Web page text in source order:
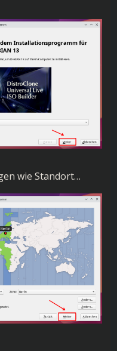
wie Standort…